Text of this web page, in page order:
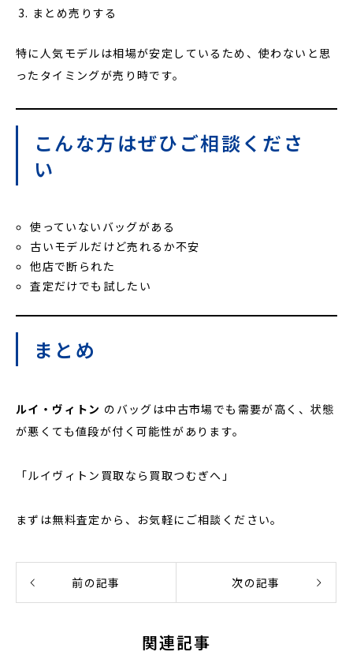
まとめ売りする
特に人気モデルは相場が安定しているため、使わないと思
ったタイミングが売り時です。
こんな方はぜひご相談くださ
い
使っていないバッグがある
古いモデルだけど売れるか不安
他店で断られた
査定だけでも試したい
まとめ
ルイ・ヴィトン のバッグは中古市場でも需要が高く、状態
が悪くても値段が付く可能性があります。
「ルイヴィトン買取なら買取つむぎへ」
まずは無料査定から、お気軽にご相談ください。
前の記事 次の記事
関連記事